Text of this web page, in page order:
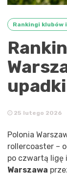
Rankingi klubów
25 lutego 2026
Polonia
rollercoaster –
po czwartą ligę
Warszawa